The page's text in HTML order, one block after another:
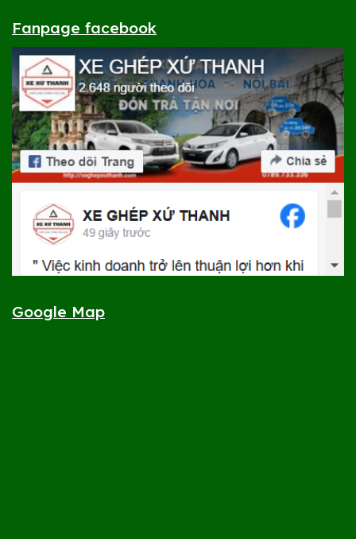
Fanpage facebook
Google Map